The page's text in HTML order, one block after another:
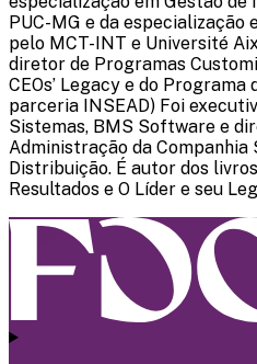
PUC-MG e da
pelo MCT-INT e Université
diretor de Programas
CEOs’ Legacy e do Programa
parceria INSEAD) Foi
Sistemas, BMS Software e
Administração da Companhia
Distribuição. É autor dos
Resultados e O Líder e seu